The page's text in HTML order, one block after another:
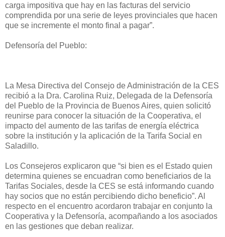
carga impositiva que hay en las facturas del servicio
comprendida por una serie de leyes provinciales que hacen
que se incremente el monto final a pagar”.
Defensoría del Pueblo:
La Mesa Directiva del Consejo de Administración de la CES
recibió a la Dra. Carolina Ruiz, Delegada de la Defensoría
del Pueblo de la Provincia de Buenos Aires, quien solicitó
reunirse para conocer la situación de la Cooperativa, el
impacto del aumento de las tarifas de energía eléctrica
sobre la institución y la aplicación de la Tarifa Social en
Saladillo.
Los Consejeros explicaron que “si bien es el Estado quien
determina quienes se encuadran como beneficiarios de la
Tarifas Sociales, desde la CES se está informando cuando
hay socios que no están percibiendo dicho beneficio”. Al
respecto en el encuentro acordaron trabajar en conjunto la
Cooperativa y la Defensoría, acompañando a los asociados
en las gestiones que deban realizar.